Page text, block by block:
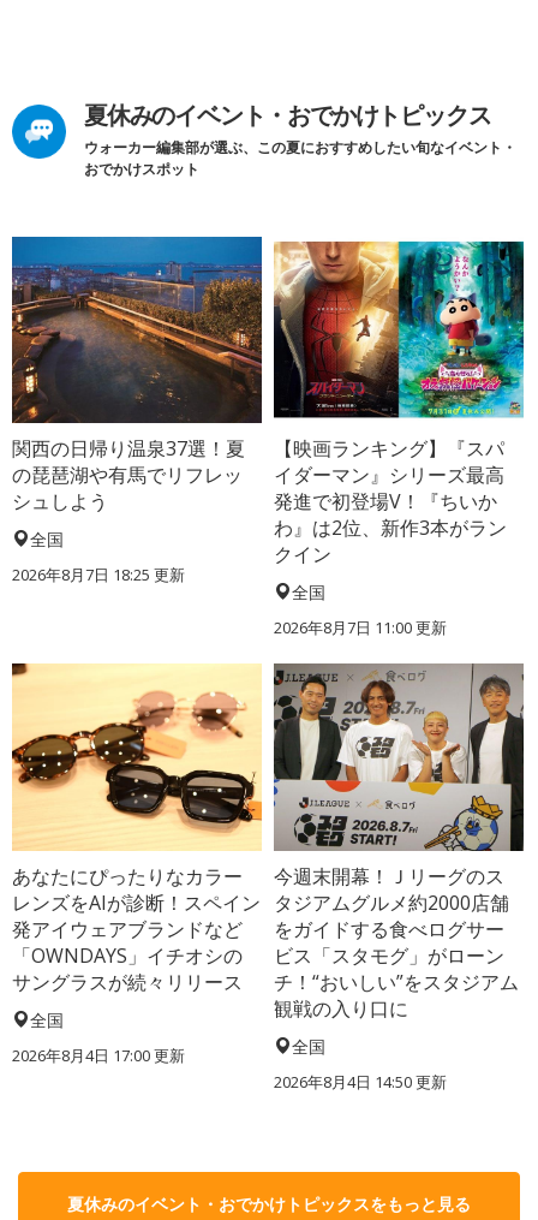
夏休みのイベント・おでかけトピックス
ウォーカー編集部が選ぶ、この夏におすすめしたい旬なイベント・
おでかけスポット
関西の日帰り温泉37選！夏
の琵琶湖や有馬でリフレッ
シュしよう
全国
2026年8月7日 18:25 更新
【映画ランキング】『スパ
イダーマン』シリーズ最高
発進で初登場V！『ちいか
わ』は2位、新作3本がラン
クイン
全国
2026年8月7日 11:00更新
あなたにぴったりなカラー
レンズをAIが診断！スペイン
発アイウェアブランドなど
「OWNDAYS」イチオシの
サングラスが続々リリース
全国
2026年8月4日 17:00更新
今週末開幕！Ｊリーグのス
タジアムグルメ約2000店舗
をガイドする食べログサー
ビス「スタモグ」がローン
チ！“おいしい”をスタジアム
観戦の入り口に
全国
2026年8月4日 14:50更新
夏休みのイベント・おでかけトピックスをもっと見る